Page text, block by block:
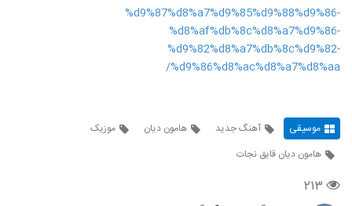
%d9%87%d8%a7%d9%85%d9%88%d9%86-
%d8%af%db%8c%d8%a7%d9%86-
%d9%82%d8%a7%db%8c%d9%82-
%d9%86%d8%ac%d8%a7%d8%aa/
موسیقی آهنگ جدید هامون دیان
موزیک
هامون دیان قایق نجات
۲۱۳